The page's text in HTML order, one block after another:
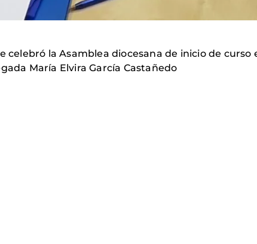
celebró la Asamblea diocesana de inicio de
María Elvira García Castañedo